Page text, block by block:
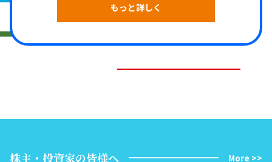
もっと詳しく
株主・投資家の皆様へ More >>